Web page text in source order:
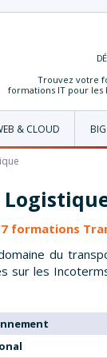
Trouvez votre
formations IT pour les
& CLOUD
7 formations
du
sur les